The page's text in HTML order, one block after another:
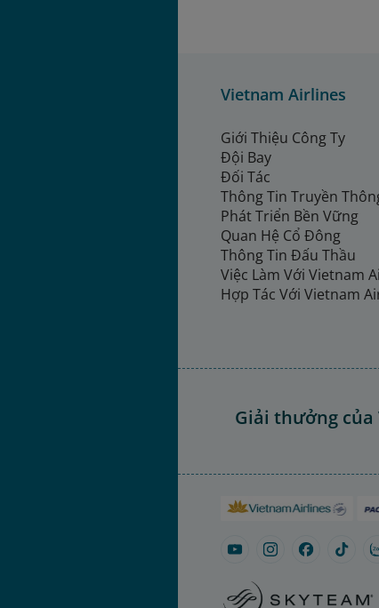
Vietnam Airlines
Giới Thiệu Công Ty
Đội Bay
Đối Tác
Thông Tin Truyền
Phát Triển Bền Vững
Quan Hệ Cổ Đông
Thông Tin Đấu Thầu
Việc Làm Với Vietnam
Hợp Tác Với Vietnam
Giải thưởng